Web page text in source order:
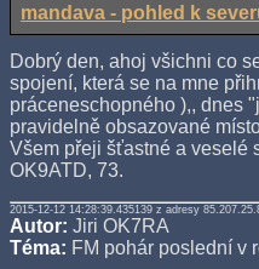
mandava - pohled k
Dobrý den, ahoj všichni co
spojení, která se na mne
práceneschopného ),, dnes
pravidelně obsazované
Všem přeji šťastné a veselé
OK9ATD, 73.
2015-12-12 14:28:39.435139 z adresy
Autor: Jiri OK7RA
Téma: FM pohár poslední v